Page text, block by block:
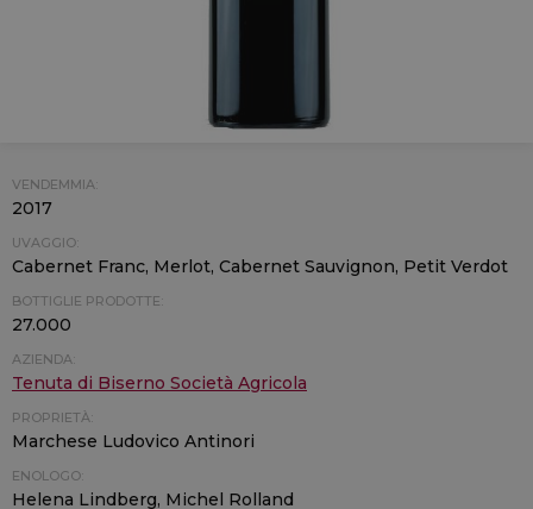
VENDEMMIA:
2017
UVAGGIO:
Cabernet Franc, Merlot, Cabernet Sauvignon, Petit Verdot
BOTTIGLIE PRODOTTE:
27.000
AZIENDA:
Tenuta di Biserno Società Agricola
PROPRIETÀ:
Marchese Ludovico Antinori
ENOLOGO:
Helena Lindberg, Michel Rolland